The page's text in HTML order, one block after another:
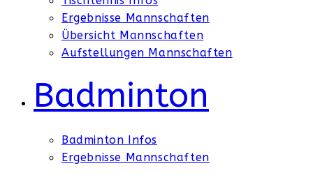
Ergebnisse Mannschaften
Übersicht Mannschaften
Aufstellungen Mannschaften
Badminton
Badminton Infos
Ergebnisse Mannschaften